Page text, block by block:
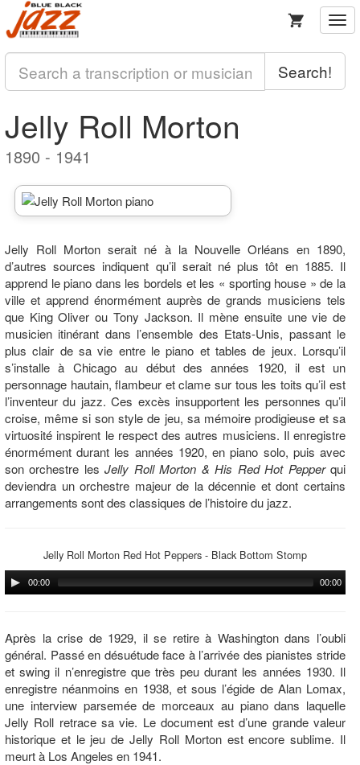
Search!
Jelly Roll Morton
1890 - 1941
Jelly Roll Morton serait né à la Nouvelle Orléans en 1890,
d’autres sources indiquent qu’il serait né plus tôt en 1885. Il
apprend le piano dans les bordels et les « sporting house » de la
ville et apprend énormément auprès de grands musiciens tels
que King Oliver ou Tony Jackson. Il mène ensuite une vie de
musicien itinérant dans l’ensemble des Etats-Unis, passant le
plus clair de sa vie entre le piano et tables de jeux. Lorsqu’il
s’installe à Chicago au début des années 1920, il est un
personnage hautain, flambeur et clame sur tous les toits qu’il est
l’inventeur du jazz. Ces excès insupportent les personnes qu’il
croise, même si son style de jeu, sa mémoire prodigieuse et sa
virtuosité inspirent le respect des autres musiciens. Il enregistre
énormément durant les années 1920, en piano solo, puis avec
son orchestre lesJelly Roll Morton & His Red Hot Pepperqui
deviendra un orchestre majeur de la décennie et dont certains
arrangements sont des classiques de l’histoire du jazz.
Jelly Roll Morton Red Hot Peppers - Black Bottom Stomp
00:00 00:00
Après la crise de 1929, il se retire à Washington dans l’oubli
général. Passé en désuétude face à l’arrivée des pianistes stride
et swing il n’enregistre que très peu durant les années 1930. Il
enregistre néanmoins en 1938, et sous l’égide de Alan Lomax,
une interview parsemée de morceaux au piano dans laquelle
Jelly Roll retrace sa vie. Le document est d’une grande valeur
historique et le jeu de Jelly Roll Morton est encore sublime. Il
meurt à Los Angeles en 1941.